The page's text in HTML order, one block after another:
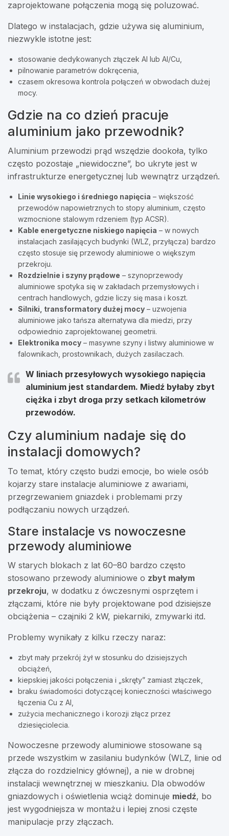
zaprojektowane połączenia mogą się poluzować.
Dlatego w instalacjach, gdzie używa się aluminium,
niezwykle istotne jest:
stosowanie dedykowanych złączek Al lub Al/Cu,
pilnowanie parametrów dokręcenia,
czasem okresowa kontrola połączeń w obwodach dużej
mocy.
Gdzie na co dzień pracuje
aluminium jako przewodnik?
Aluminium przewodzi prąd wszędzie dookoła, tylko
często pozostaje „niewidoczne”, bo ukryte jest w
infrastrukturze energetycznej lub wewnątrz urządzeń.
Linie wysokiego i średniego napięcia – większość
przewodów napowietrznych to stopy aluminium, często
wzmocnione stalowym rdzeniem (typ ACSR).
Kable energetyczne niskiego napięcia – w nowych
instalacjach zasilających budynki (WLZ, przyłącza) bardzo
często stosuje się przewody aluminiowe o większym
przekroju.
Rozdzielnie i szyny prądowe – szynoprzewody
aluminiowe spotyka się w zakładach przemysłowych i
centrach handlowych, gdzie liczy się masa i koszt.
Silniki, transformatory dużej mocy – uzwojenia
aluminiowe jako tańsza alternatywa dla miedzi, przy
odpowiednio zaprojektowanej geometrii.
Elektronika mocy – masywne szyny i listwy aluminiowe w
falownikach, prostownikach, dużych zasilaczach.
W liniach przesyłowych wysokiego napięcia
aluminium jest standardem. Miedź byłaby zbyt
ciężka i zbyt droga przy setkach kilometrów
przewodów.
Czy aluminium nadaje się do
instalacji domowych?
To temat, który często budzi emocje, bo wiele osób
kojarzy stare instalacje aluminiowe z awariami,
przegrzewaniem gniazdek i problemami przy
podłączaniu nowych urządzeń.
Stare instalacje vs nowoczesne
przewody aluminiowe
W starych blokach z lat 60–80 bardzo często
stosowano przewody aluminiowe o zbyt małym
przekroju, w dodatku z ówczesnymi osprzętem i
złączami, które nie były projektowane pod dzisiejsze
obciążenia – czajniki 2 kW, piekarniki, zmywarki itd.
Problemy wynikały z kilku rzeczy naraz:
zbyt mały przekrój żył w stosunku do dzisiejszych
obciążeń,
kiepskiej jakości połączenia i „skręty” zamiast złączek,
braku świadomości dotyczącej konieczności właściwego
łączenia Cu z Al,
zużycia mechanicznego i korozji złącz przez
dziesięciolecia.
Nowoczesne przewody aluminiowe stosowane są
przede wszystkim w zasilaniu budynków (WLZ, linie od
złącza do rozdzielnicy głównej), a nie w drobnej
instalacji wewnętrznej w mieszkaniu. Dla obwodów
gniazdowych i oświetlenia wciąż dominuje miedź, bo
jest wygodniejsza w montażu i lepiej znosi częste
manipulacje przy złączach.